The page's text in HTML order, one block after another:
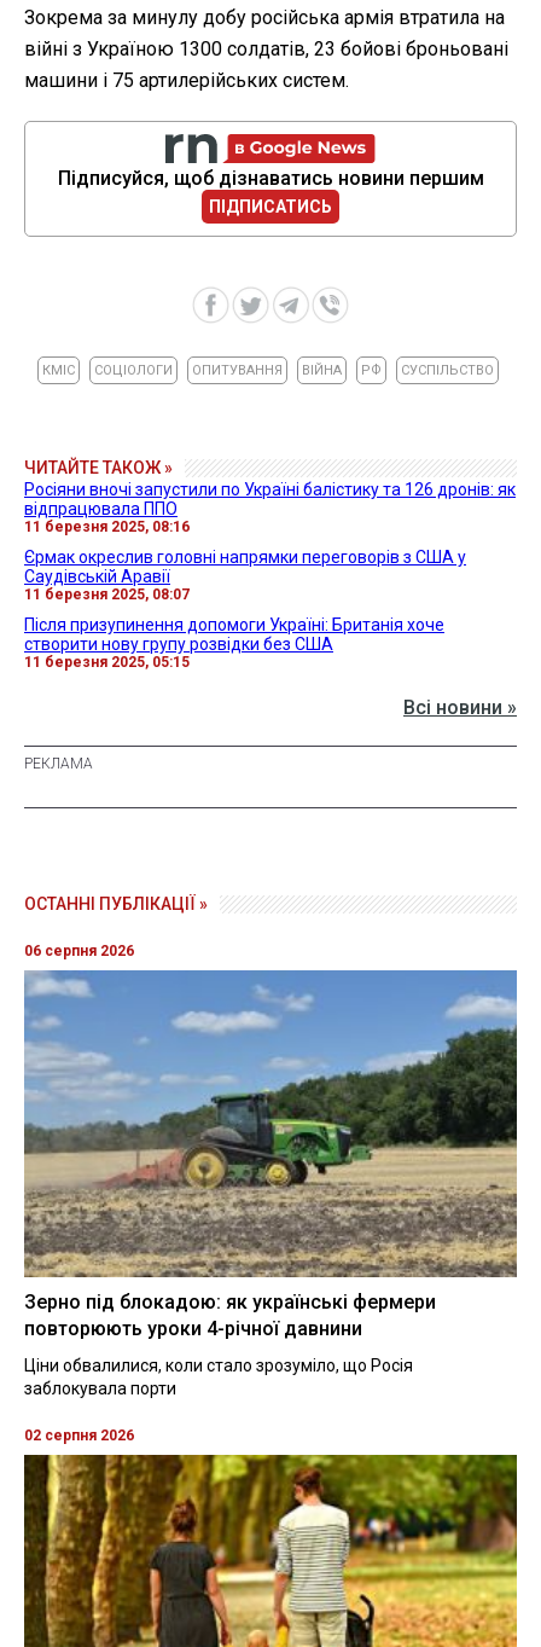
Зокрема за минулу добу російська армія втратила на
війні з Україною 1300 солдатів, 23 бойові броньовані
машини і 75 артилерійських систем.
Підписуйся, щоб дізнаватись новини першим
ПІДПИСАТИСЬ
КМІС СОЦІОЛОГИ ОПИТУВАННЯ ВІЙНА РФ СУСПІЛЬСТВО
ЧИТАЙТЕ ТАКОЖ »
Росіяни вночі запустили по Україні балістику та 126 дронів: як
відпрацювала ППО
11 березня 2025, 08:16
Єрмак окреслив головні напрямки переговорів з США у
Саудівській Аравії
11 березня 2025, 08:07
Після призупинення допомоги Україні: Британія хоче
створити нову групу розвідки без США
11 березня 2025, 05:15
Всі новини »
ОСТАННІ ПУБЛІКАЦІЇ »
06 серпня 2026
Зерно під блокадою: як українські фермери
повторюють уроки 4-річної давнини
Ціни обвалилися, коли стало зрозуміло, що Росія
заблокувала порти
02 серпня 2026